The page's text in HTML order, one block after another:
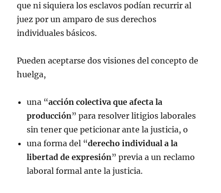
que ni siquiera los esclavos podían recurrir al
juez por un amparo de sus derechos
individuales básicos.
Pueden aceptarse dos visiones del concepto de
huelga,
una “acción colectiva que afecta la
producción” para resolver litigios laborales
sin tener que peticionar ante la justicia, o
una forma del “derecho individual a la
libertad de expresión” previa a un reclamo
laboral formal ante la justicia.